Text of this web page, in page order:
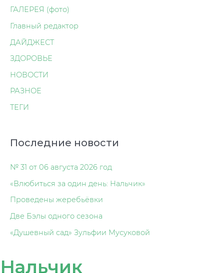
ГАЛЕРЕЯ (фото)
Главный редактор
ДАЙДЖЕСТ
ЗДОРОВЬЕ
НОВОСТИ
РАЗНОЕ
ТЕГИ
Последние новости
№ 31 от 06 августа 2026 год
«Влюбиться за один день: Нальчик»
Проведены жеребьёвки
Две Бэлы одного сезона
«Душевный сад» Зульфии Мусуковой
Нальчик